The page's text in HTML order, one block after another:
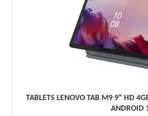
TABLETS LENOVO TAB M9 9" HD
ANDROID